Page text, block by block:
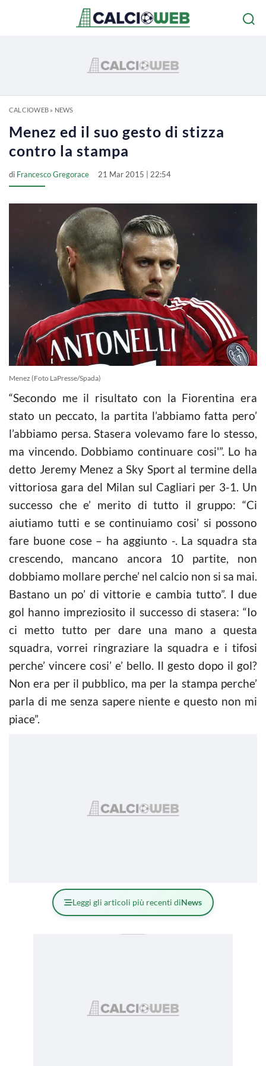
CALCIOWEB» NEWS
Menez ed il suo gesto di stizza
contro la stampa
di Francesco Gregorace 21 Mar 2015 | 22:54
Menez (Foto LaPresse/Spada)
“Secondo me il risultato con la Fiorentina era
stato un peccato, la partita l’abbiamo fatta pero’
l’abbiamo persa. Stasera volevamo fare lo stesso,
ma vincendo. Dobbiamo continuare cosi'”. Lo ha
detto Jeremy Menez a Sky Sport al termine della
vittoriosa gara del Milan sul Cagliari per 3-1. Un
successo che e’ merito di tutto il gruppo: “Ci
aiutiamo tutti e se continuiamo cosi’ si possono
fare buone cose – ha aggiunto -. La squadra sta
crescendo, mancano ancora 10 partite, non
dobbiamo mollare perche’ nel calcio non si sa mai.
Bastano un po’ di vittorie e cambia tutto”. I due
gol hanno impreziosito il successo di stasera: “Io
ci metto tutto per dare una mano a questa
squadra, vorrei ringraziare la squadra e i tifosi
perche’ vincere cosi’ e’ bello. Il gesto dopo il gol?
Non era per il pubblico, ma per la stampa perche’
parla di me senza sapere niente e questo non mi
piace”.
Leggi gli articoli più recenti diNews